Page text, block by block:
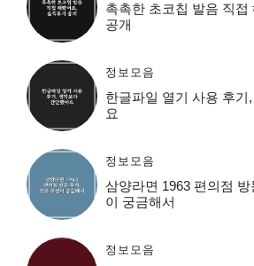
촉촉한 초코칩 발음 직접
공개
정보모음
한글파일 열기 사용 후기
요
정보모음
삼양라면 1963 편의점
이 궁금해서
정보모음